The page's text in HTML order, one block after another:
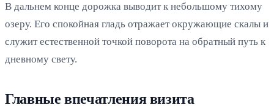
В дальнем конце дорожка выводит к небольшому тихому
озеру. Его спокойная гладь отражает окружающие скалы и
служит естественной точкой поворота на обратный путь к
дневному свету.
Главные впечатления визита